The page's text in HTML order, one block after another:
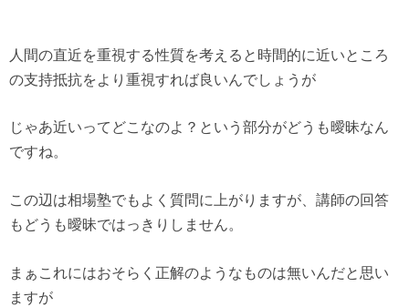
人間の直近を重視する性質を考えると時間的に近いところ
の支持抵抗をより重視すれば良いんでしょうが
じゃあ近いってどこなのよ？という部分がどうも曖昧なん
ですね。
この辺は相場塾でもよく質問に上がりますが、講師の回答
もどうも曖昧ではっきりしません。
まぁこれにはおそらく正解のようなものは無いんだと思い
ますが